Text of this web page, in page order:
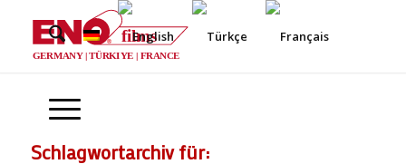
films
®
GERMANY | TÜRKIYE | FRANCE
Schlagwortarchiv für: